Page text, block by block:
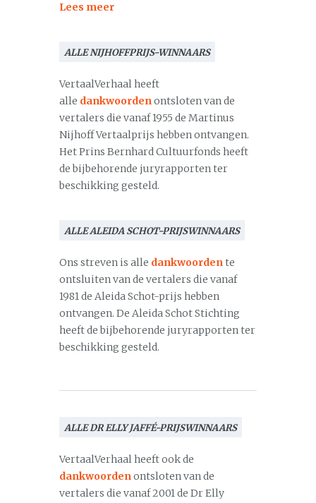
Lees meer
ALLE NIJHOFFPRIJS-WINNAARS
VertaalVerhaal heeft
alle dankwoordenontsloten van de
vertalers die vanaf 1955 de Martinus
Nijhoff Vertaalprijs hebben ontvangen.
Het Prins Bernhard Cultuurfonds heeft
de bijbehorende juryrapporten ter
beschikking gesteld.
ALLE ALEIDA SCHOT-PRIJSWINNAARS
Ons streven is alle dankwoordente
ontsluiten van de vertalers die vanaf
1981 de Aleida Schot-prijs hebben
ontvangen. De Aleida Schot Stichting
heeft de bijbehorende juryrapporten ter
beschikking gesteld.
ALLE DR ELLY JAFFÉ-PRIJSWINNAARS
VertaalVerhaal heeft ook de
dankwoordenontsloten van de
vertalers die vanaf 2001 de Dr Elly